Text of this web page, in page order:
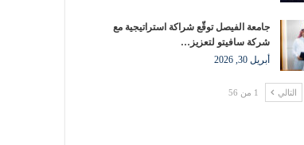
جامعة الفيصل توقّع شراكة استراتيجية مع
شركة سافيتو لتعزيز…
أبريل 30, 2026
التالي 1 من 56